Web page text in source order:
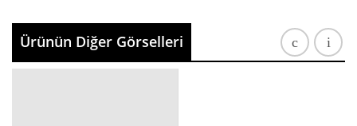
Ürünün Diğer Görselleri